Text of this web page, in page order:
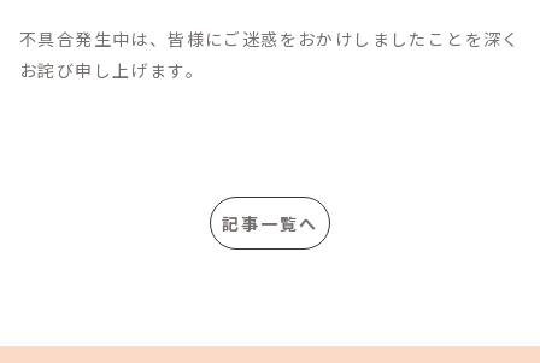
不具合発生中は、皆様にご迷惑をおかけしましたことを深く
お詫び申し上げます。
記事一覧へ